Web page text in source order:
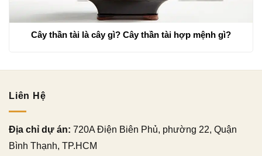
Cây thần tài là cây gì? Cây thần tài hợp mệnh gì?
Liên Hệ
Địa chỉ dự án: 720A Điện Biên Phủ, phường 22, Quận
Bình Thạnh, TP.HCM